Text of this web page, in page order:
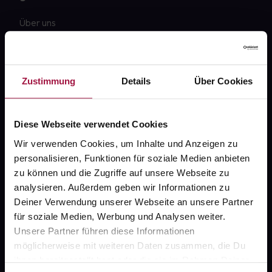
Zustimmung Details Über Cookies
Diese Webseite verwendet Cookies
Wir verwenden Cookies, um Inhalte und Anzeigen zu
personalisieren, Funktionen für soziale Medien anbieten
zu können und die Zugriffe auf unsere Webseite zu
analysieren. Außerdem geben wir Informationen zu
Deiner Verwendung unserer Webseite an unsere Partner
für soziale Medien, Werbung und Analysen weiter.
Unsere Partner führen diese Informationen
möglicherweise mit weiteren Daten zusammen, die Du
ihnen bereitgestellt hast oder die sie im Rahmen Deiner
Über uns
Newsletter
Sanitätshäuser
AGB
Impressum